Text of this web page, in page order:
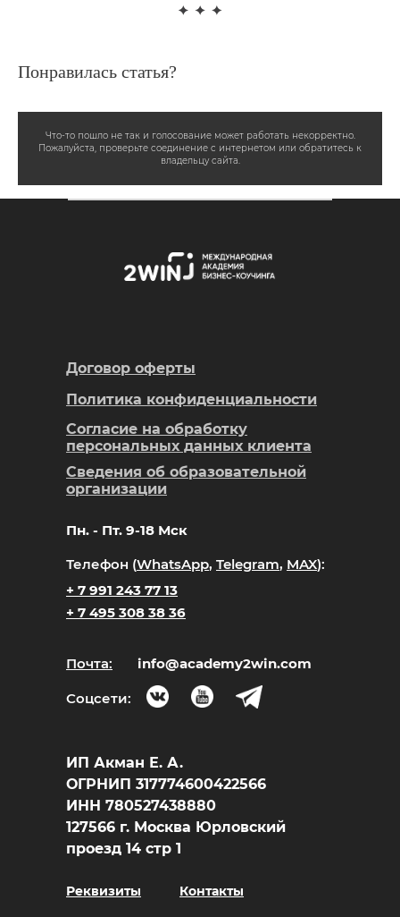
Понравилась статья?
Что-то пошло не так и голосование может работать некорректно.
Пожалуйста, проверьте соединение с интернетом или обратитесь к
владельцу сайта.
Телефон (WhatsApp, Telegram, MAX):
+ 7 495 308 38 36
+ 7 991 243 77 13
Пн. - Пт. 9-18 Мск
ИП Акман Е. А.
ОГРНИП 317774600422566
ИНН 780527438880
127566 г. Москва Юрловский
проезд 14 стр 1
Договор оферты
Политика конфиденциальности
Согласие на обработку
персональных данных клиента
Почта: info@academy2win.com
Соцсети:
Реквизиты Контакты
Сведения об образовательной
организации